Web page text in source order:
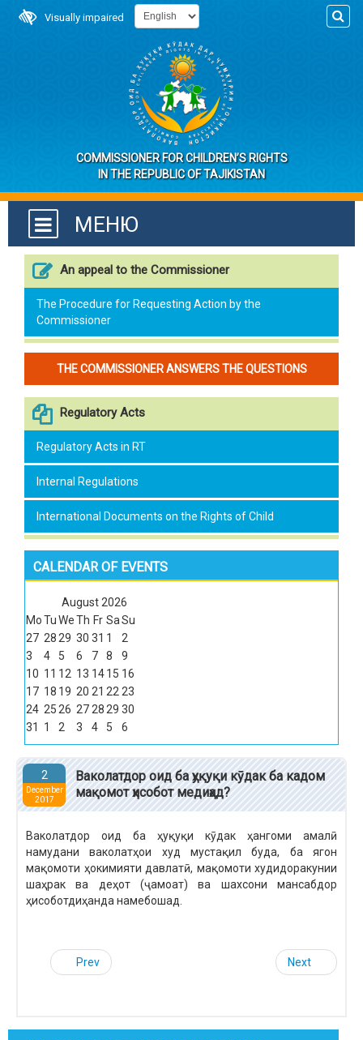
Visually impaired
COMMISSIONER FOR CHILDREN’S RIGHTS
IN THE REPUBLIC OF TAJIKISTAN
МЕНЮ
An appeal to the Commissioner
The Procedure for Requesting Action by the
Commissioner
THE COMMISSIONER ANSWERS THE QUESTIONS
Regulatory Acts
Regulatory Acts in RT
Internal Regulations
International Documents on the Rights of Child
CALENDAR OF EVENTS
August2026
MoTuWeTh Fr SaSu
27 2829 30 31 1
2
3
4 5 6 7 8
9
10 11 12 13 1415 16
17 18 19 20 21 2223
24 2526 272829 30
31
1 2 3 4 5 6
2
December
2017
Ваколатдор оид ба ҳуқуқи кӯдак ба кадом
мақомот ҳисобот медиҳад?
Ваколатдор оид ба ҳуқуқи кӯдак ҳангоми амалӣ
намудани ваколатҳои худ мустақил буда, ба ягон
мақомоти ҳокимияти давлатӣ, мақомоти худидоракунии
шаҳрак ва деҳот (ҷамоат) ва шахсони мансабдор
ҳисоботдиҳанда намебошад.
Prev Next